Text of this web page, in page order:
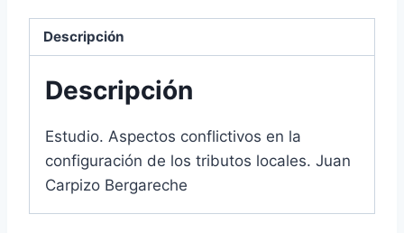
Descripción
Descripción
Estudio. Aspectos conflictivos en la
configuración de los tributos locales. Juan
Carpizo Bergareche